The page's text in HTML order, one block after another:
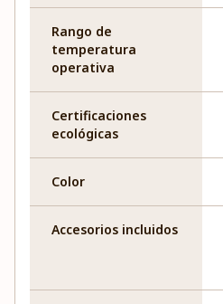
Rango de
temperatura
operativa
Certificaciones
ecológicas
Color
Accesorios incluidos